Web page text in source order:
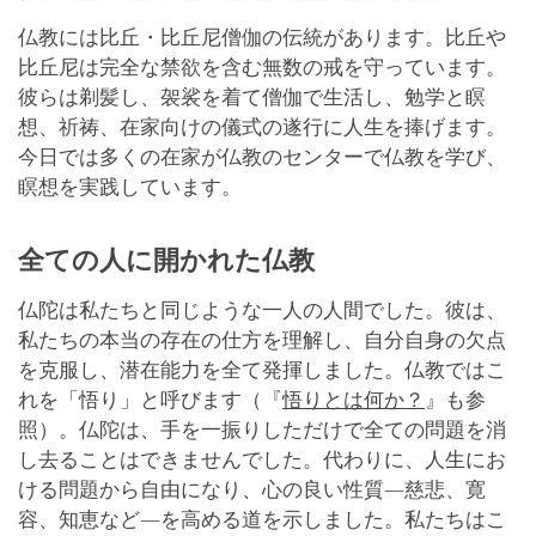
仏教には比丘・比丘尼僧伽の伝統があります。比丘や
比丘尼は完全な禁欲を含む無数の戒を守っています。
彼らは剃髪し、袈裟を着て僧伽で生活し、勉学と瞑
想、祈祷、在家向けの儀式の遂行に人生を捧げます。
今日では多くの在家が仏教のセンターで仏教を学び、
瞑想を実践しています。
全ての人に開かれた仏教
仏陀は私たちと同じような一人の人間でした。彼は、
私たちの本当の存在の仕方を理解し、自分自身の欠点
を克服し、潜在能力を全て発揮しました。仏教ではこ
れを「悟り」と呼びます（『悟りとは何か？ 』も参
照）。仏陀は、手を一振りしただけで全ての問題を消
し去ることはできませんでした。代わりに、人生にお
ける問題から自由になり、心の良い性質―慈悲、寛
容、知恵など―を高める道を示しました。私たちはこ